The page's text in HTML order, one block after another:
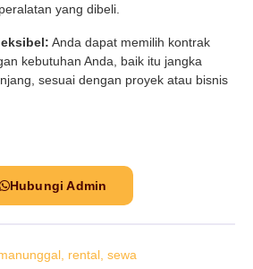
yang dibeli.
Anda dapat memilih kontrak
kebutuhan Anda, baik itu jangka
sesuai dengan proyek atau bisnis
Hubungi Admin
rental sewa